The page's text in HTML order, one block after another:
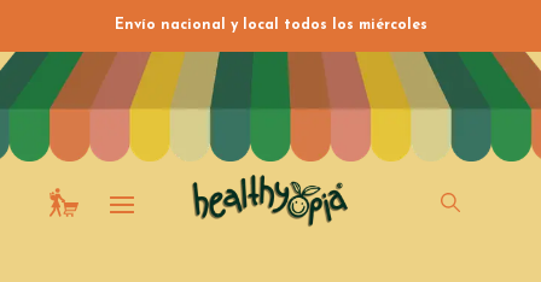
Envío nacional y local todos los miércoles